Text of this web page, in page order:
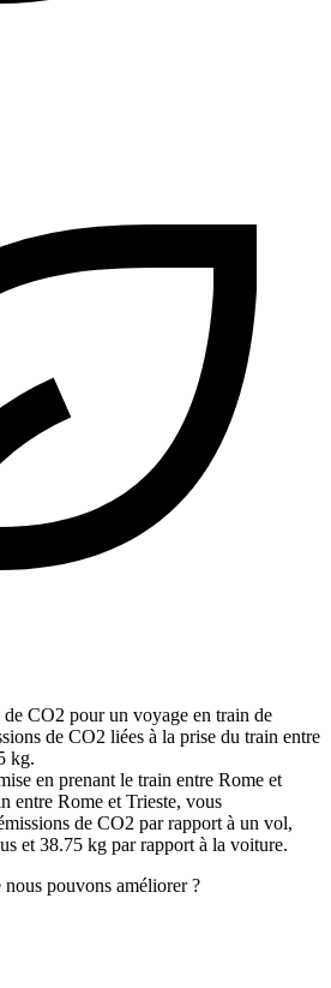
de CO2 pour un voyage en train de
de CO2 liées à la prise du train entre
kg.
en prenant le train entre Rome et
entre Rome et Trieste, vous
de CO2 par rapport à un vol,
et 38.75 kg par rapport à la voiture.
pouvons améliorer ?